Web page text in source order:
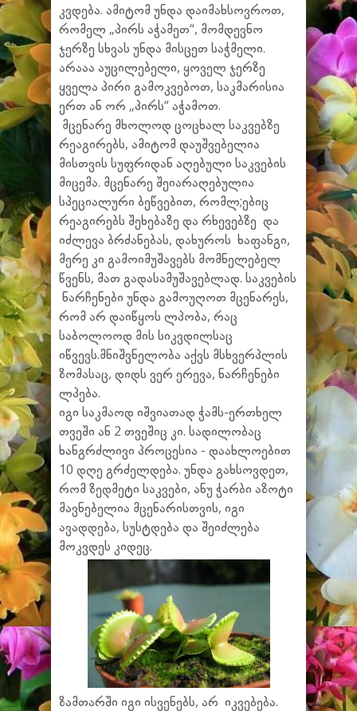
კვდება. ამიტომ უნდა დაიმახსოვროთ,
რომელ „პირს აჭამეთ“, მომდევნო
ჯერზე სხვას უნდა მისცეთ საჭმელი.
არააა აუცილებელი, ყოველ ჯერზე
ყველა პირი გამოკვებოთ, საკმარისია
ერთ ან ორ „პირს“ აჭამოთ.
მცენარე მხოლოდ ცოცხალ საკვებზე
რეაგირებს, ამიტომ დაუშვებელია
მისთვის სუფრიდან აღებული საკვების
მიცემა. მცენარე შეიარაღებულია
სპეციალური ბეწვებით, რომლ;ებიც
რეაგირებს შეხებაზე და რხევებზე და
იძლევა ბრძანებას, დახუროს ხაფანგი,
მერე კი გამოიმუშავებს მომნელებელ
წვენს, მათ გადასამუშავებლად. საკვების
ნარჩენები უნდა გამოუღოთ მცენარეს,
რომ არ დაიწყოს ლპობა, რაც
საბოლოოდ მის სიკვდილსაც
იწვევს.მნიშვნელობა აქვს მსხვერპლის
ზომასაც, დიდს ვერ ერევა, ნარჩენები
ლპება.
იგი საკმაოდ იშვიათად ჭამს-ერთხელ
თვეში ან 2 თვეშიც კი. სადილობაც
ხანგრძლივი პროცესია - დაახლოებით
10 დღე გრძელდება. უნდა გახსოვდეთ,
რომ ზედმეტი საკვები, ანუ ჭარბი აზოტი
მავნებელია მცენარისთვის, იგი
ავადდება, სუსტდება და შეიძლება
მოკვდეს კიდეც.
ზამთარში იგი ისვენებს, არ იკვებება.